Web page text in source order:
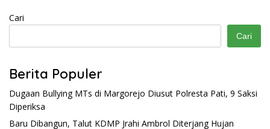
Cari
Cari
Berita Populer
Dugaan Bullying MTs di Margorejo Diusut Polresta Pati, 9 Saksi
Diperiksa
Baru Dibangun, Talut KDMP Jrahi Ambrol Diterjang Hujan